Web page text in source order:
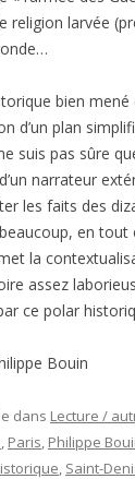
religion larvée
bien
d’un plan
suis pas sûre
narrateur
les faits des
en tout
la
assez
ce polar
Bouin
dans Lecture /
, Paris, Philippe
, Saint-